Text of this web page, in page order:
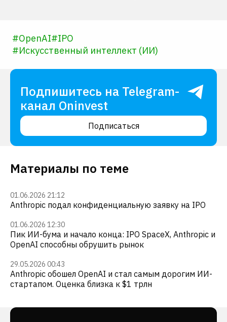
#OpenAI#IPO
#Искусственный интеллект (ИИ)
Подпишитесь на Telegram-
канал Oninvest
Подписаться
Материалы по теме
01.06.2026 21:12
Anthropic подал конфиденциальную заявку на IPO
01.06.2026 12:30
Пик ИИ-бума и начало конца: IPO SpaceX, Anthropic и
OpenAI способны обрушить рынок
29.05.2026 00:43
Anthropic обошел OpenAI и стал самым дорогим ИИ-
стартапом. Оценка близка к $1 трлн